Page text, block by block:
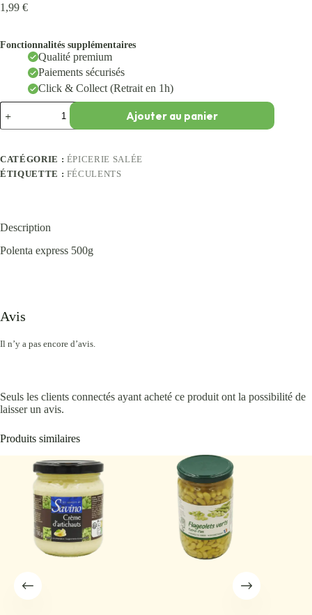
1,99 €
Fonctionnalités supplémentaires
Qualité premium
Paiements sécurisés
Click & Collect (Retrait en 1h)
Ajouter au panier
CATÉGORIE : ÉPICERIE SALÉE
ÉTIQUETTE : FÉCULENTS
Description
Polenta express 500g
Avis
Il n’y a pas encore d’avis.
Seuls les clients connectés ayant acheté ce produit ont la possibilité de
laisser un avis.
Produits similaires